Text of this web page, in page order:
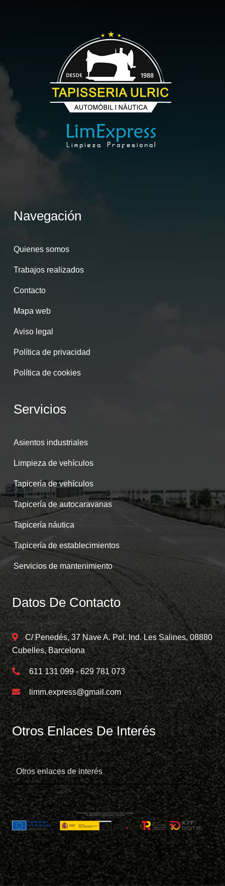
Navegación
Quienes somos
Trabajos realizados
Contacto
Mapa web
Aviso legal
Política de privacidad
Política de cookies
Servicios
Asientos industriales
Limpieza de vehículos
Tapicería de vehículos
Tapicería de autocaravanas
Tapicería náutica
Tapicería de establecimientos
Servicios de mantenimiento
Datos De Contacto
C/ Penedés, 37 Nave A. Pol. Ind. Les Salines, 08880
Cubelles, Barcelona
611 131 099 - 629 781 073
limm.express@gmail.com
Otros Enlaces De Interés